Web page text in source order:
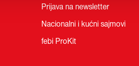
Prijava na newsletter
Nacionalni i kućni sajmovi
febi ProKit